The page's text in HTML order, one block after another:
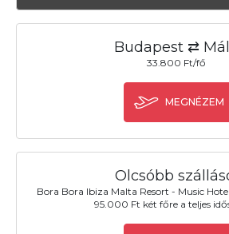
Budapest ⇄
33.800 Ft/fő
MEGNÉZEM
Olcsóbb
Bora Bora Ibiza Malta Resort - Music
95.000 Ft két főre a teljes